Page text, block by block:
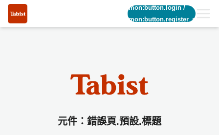
common:button.login/
common:button.register_short
元件：錯誤頁.預設.標題